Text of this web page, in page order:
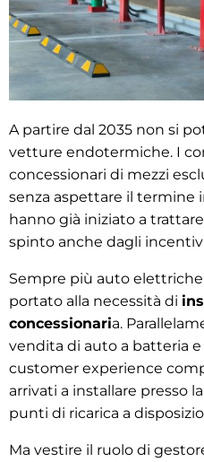
A partire dal 2035 non si
vetture endotermiche. I
concessionari di mezzi
senza aspettare il termine
hanno già iniziato a
spinto anche dagli
Sempre più auto
portato alla necessità di
concessionaria.
vendita di auto a batteria
customer experience
arrivati a installare presso
punti di ricarica a
Ma vestire il ruolo di